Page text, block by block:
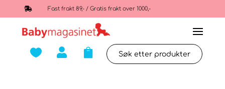
 Fast frakt 89,- / Gratis frakt over 1000,-
  